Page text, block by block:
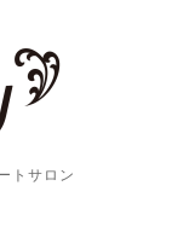
トサロン